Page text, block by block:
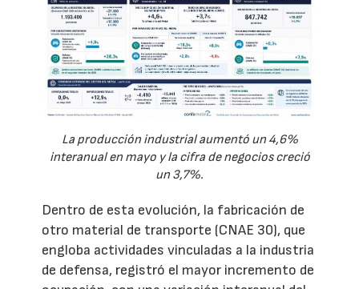
La producción industrial aumentó un 4,6%
interanual en mayo y la cifra de negocios creció
un 3,7%.
Dentro de esta evolución, la fabricación de
otro material de transporte (CNAE 30), que
engloba actividades vinculadas a la industria
de defensa, registró el mayor incremento de